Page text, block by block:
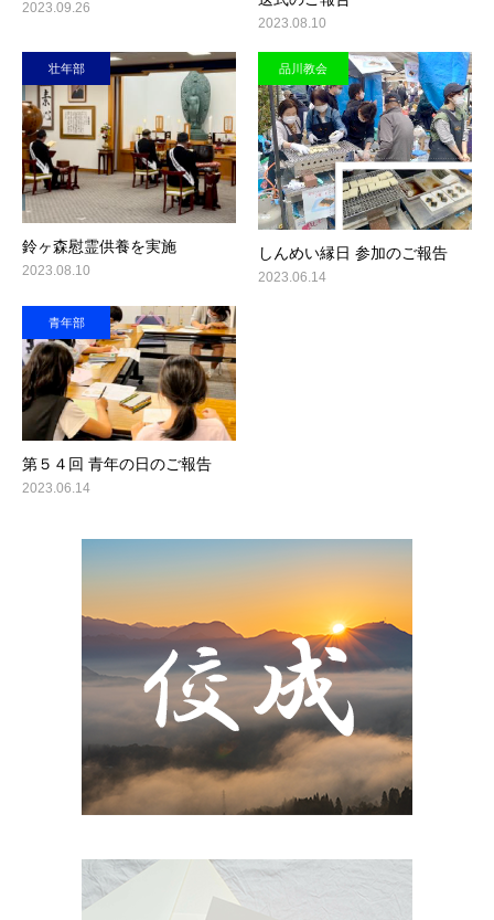
2023.09.26
2023.08.10
壮年部
鈴ヶ森慰霊供養を実施
2023.08.10
品川教会
しんめい縁日 参加のご報告
2023.06.14
青年部
第５４回 青年の日のご報告
2023.06.14